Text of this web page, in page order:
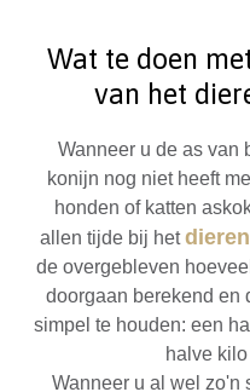
Wat te doen
van het
Wanneer u de as van
konijn nog niet heeft
honden of katten
allen tijde bij het
de overgebleven
doorgaan berekend en
simpel te houden: een
halve
Wanneer u al wel zo'n